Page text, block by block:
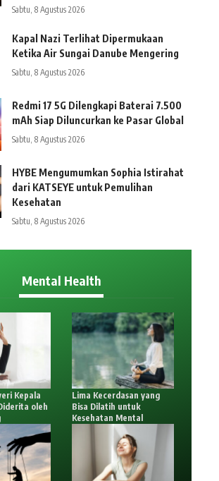
Sabtu, 8 Agustus 2026
Kapal Nazi Terlihat Dipermukaan
Ketika Air Sungai Danube Mengering
Sabtu, 8 Agustus 2026
Redmi 17 5G Dilengkapi Baterai 7.500
mAh Siap Diluncurkan ke Pasar Global
Sabtu, 8 Agustus 2026
HYBE Mengumumkan Sophia Istirahat
dari KATSEYE untuk Pemulihan
Kesehatan
Sabtu, 8 Agustus 2026
Mental Health
Kepala
oleh
Lima Kecerdasan yang
Bisa Dilatih untuk
Kesehatan Mental